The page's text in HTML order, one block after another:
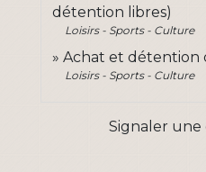
détention libres)
Loisirs - Sports - Culture
Achat et détention
Loisirs - Sports - Culture
Signaler